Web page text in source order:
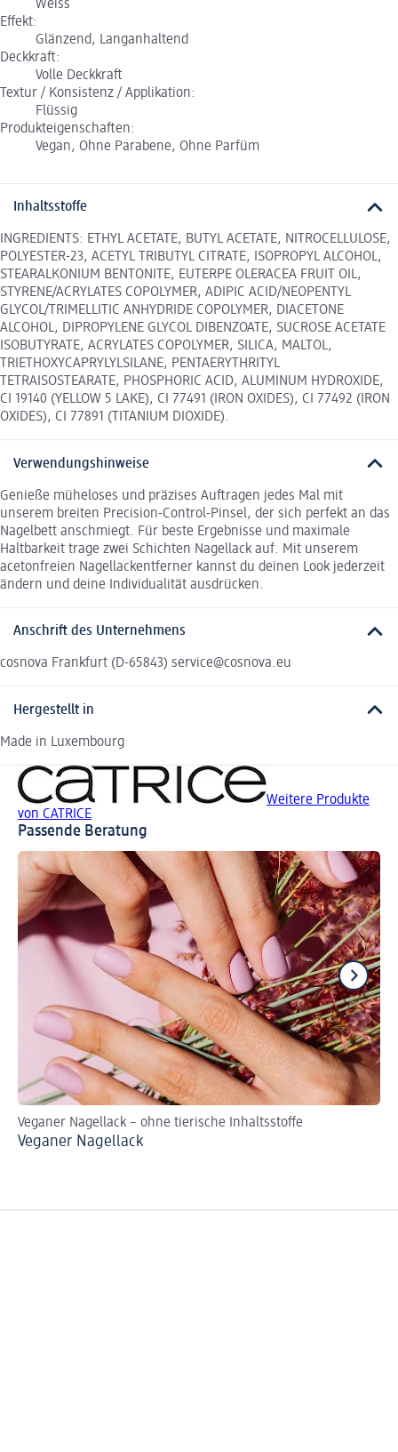
Weiss
Effekt:
Glänzend, Langanhaltend
Deckkraft:
Volle Deckkraft
Textur / Konsistenz / Applikation:
Flüssig
Produkteigenschaften:
Vegan, Ohne Parabene, Ohne Parfüm
Inhaltsstoffe
INGREDIENTS: ETHYL ACETATE, BUTYL ACETATE, NITROCELLULOSE,
POLYESTER-23, ACETYL TRIBUTYL CITRATE, ISOPROPYL ALCOHOL,
STEARALKONIUM BENTONITE, EUTERPE OLERACEA FRUIT OIL,
STYRENE/ACRYLATES COPOLYMER, ADIPIC ACID/NEOPENTYL
GLYCOL/TRIMELLITIC ANHYDRIDE COPOLYMER, DIACETONE
ALCOHOL, DIPROPYLENE GLYCOL DIBENZOATE, SUCROSE ACETATE
ISOBUTYRATE, ACRYLATES COPOLYMER, SILICA, MALTOL,
TRIETHOXYCAPRYLYLSILANE, PENTAERYTHRITYL
TETRAISOSTEARATE, PHOSPHORIC ACID, ALUMINUM HYDROXIDE,
CI 19140 (YELLOW 5 LAKE), CI 77491 (IRON OXIDES), CI 77492 (IRON
OXIDES), CI 77891 (TITANIUM DIOXIDE).
Verwendungshinweise
Genieße müheloses und präzises Auftragen jedes Mal mit
unserem breiten Precision-Control-Pinsel, der sich perfekt an das
Nagelbett anschmiegt. Für beste Ergebnisse und maximale
Haltbarkeit trage zwei Schichten Nagellack auf. Mit unserem
acetonfreien Nagellackentferner kannst du deinen Look jederzeit
ändern und deine Individualität ausdrücken.
Anschrift des Unternehmens
cosnova Frankfurt (D-65843) service@cosnova.eu
Hergestellt in
Made in Luxembourg
Weitere Produkte
von CATRICE
Passende Beratung
Veganer Nagellack – ohne tierische Inhaltsstoffe
Veganer Nagellack